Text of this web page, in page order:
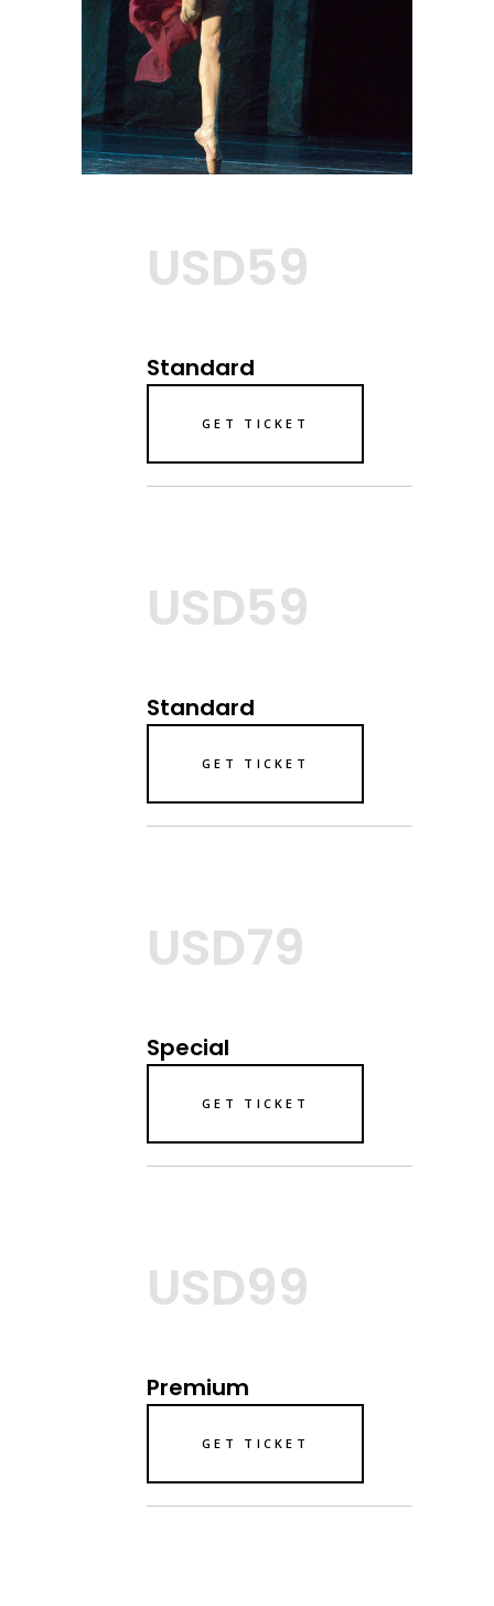
USD59
Standard
GET TICKET
USD59
Standard
GET TICKET
USD79
Special
GET TICKET
USD99
Premium
GET TICKET